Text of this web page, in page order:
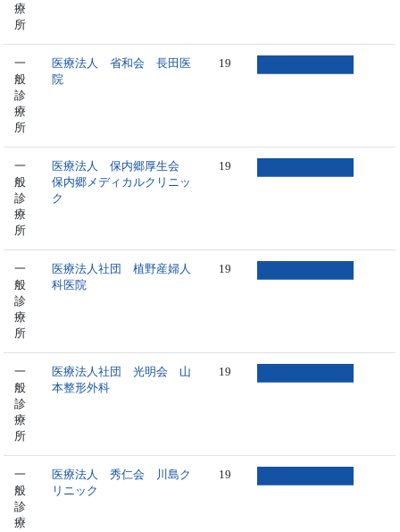
療
所
一
般
診
療
所
医療法人 省和会 長田医
院
19
一
般
診
療
所
医療法人 保内郷厚生会
保内郷メディカルクリニッ
ク
19
一
般
診
療
所
医療法人社団 植野産婦人
科医院
19
一
般
診
療
所
医療法人社団 光明会 山
本整形外科
19
一
般
診
療
医療法人 秀仁会 川島ク
リニック
19